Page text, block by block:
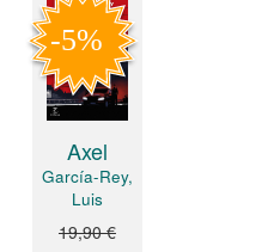
Axel
García-Rey,
Luis
19,90 €